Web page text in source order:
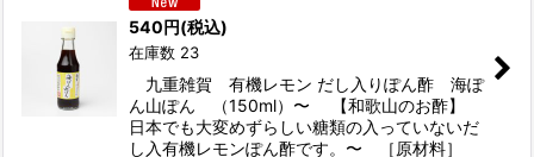
540 円(税込)
在庫数 23
九重雑賀 有機レモン だし入りぽん酢 海ぽ
ん山ぽん （150ml）〜 【和歌山のお酢】
日本でも大変めずらしい糖類の入っていないだ
し入有機レモンぽん酢です。〜 ［原材料］